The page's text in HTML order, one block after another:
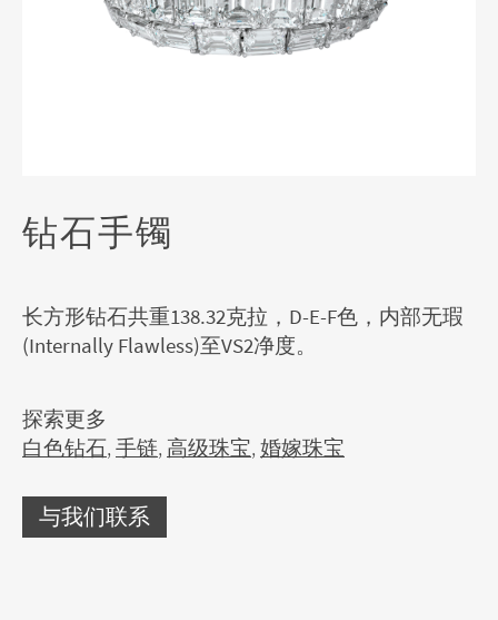
钻石手镯
长方形钻石共重138.32克拉，D-E-F色，内部无瑕
(Internally Flawless)至VS2净度。
探索更多
白色钻石, 手链, 高级珠宝, 婚嫁珠宝
与我们联系